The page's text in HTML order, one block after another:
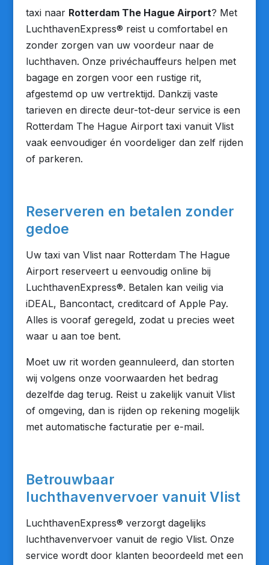
taxi naar Rotterdam The Hague Airport? Met
LuchthavenExpress® reist u comfortabel en
zonder zorgen van uw voordeur naar de
luchthaven. Onze privéchauffeurs helpen met
bagage en zorgen voor een rustige rit,
afgestemd op uw vertrektijd. Dankzij vaste
tarieven en directe deur-tot-deur service is een
Rotterdam The Hague Airport taxi vanuit Vlist
vaak eenvoudiger én voordeliger dan zelf rijden
of parkeren.
Reserveren en betalen zonder
gedoe
Uw taxi van Vlist naar Rotterdam The Hague
Airport reserveert u eenvoudig online bij
LuchthavenExpress®. Betalen kan veilig via
iDEAL, Bancontact, creditcard of Apple Pay.
Alles is vooraf geregeld, zodat u precies weet
waar u aan toe bent.
Moet uw rit worden geannuleerd, dan storten
wij volgens onze voorwaarden het bedrag
dezelfde dag terug. Reist u zakelijk vanuit Vlist
of omgeving, dan is rijden op rekening mogelijk
met automatische facturatie per e-mail.
Betrouwbaar
luchthavenvervoer vanuit Vlist
LuchthavenExpress® verzorgt dagelijks
luchthavenvervoer vanuit de regio Vlist. Onze
service wordt door klanten beoordeeld met een